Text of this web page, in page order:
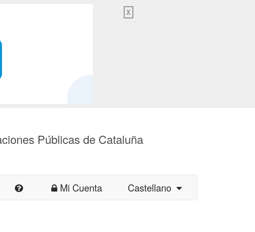
X
Públicas de Cataluña
Mi Cuenta Castellano